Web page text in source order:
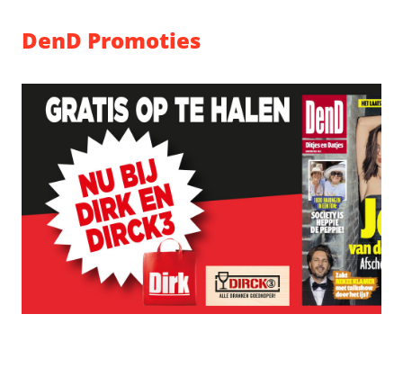
DenD Promoties